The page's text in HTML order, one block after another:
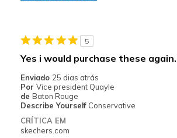
Casual Wear
Width
Feels true to width
Sizing
Feels true to size
View On Shoes
Shoes are for Wearing
5
Yes i would purchase these again.
Enviado 25 dias atrás
Por Vice president Quayle
de Baton Rouge
Describe Yourself Conservative
CRÍTICA EM
skechers.com